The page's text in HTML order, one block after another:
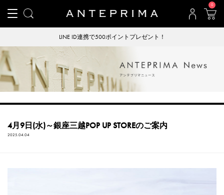
0
LINE ID連携で500ポイントプレゼント！
4月9日(水)～銀座三越POP UP STOREのご案内
2025.04.04